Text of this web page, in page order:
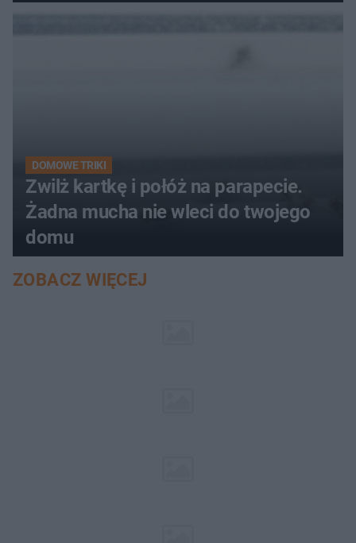
DOMOWE TRIKI
Zwilż kartkę i połóż na parapecie.
Żadna mucha nie wleci do twojego
domu
ZOBACZ WIĘCEJ